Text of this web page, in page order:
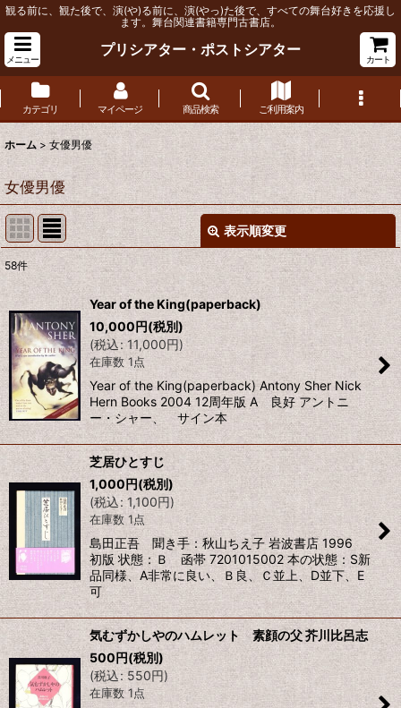
観る前に、観た後で、演(や)る前に、演(やっ)た後で、すべての舞台好きを応援し
ます。舞台関連書籍専門古書店。
メニュー
プリシアター・ポストシアター
カート
カテゴリ マイページ 商品検索 ご利用案内
ホーム > 女優男優
女優男優
表示順変更
サブカテゴリ
表示数:
並び順:
絞り込む
58件
Year of the King(paperback)
10,000円(税別)
(税込: 11,000円)
在庫数 1点
Year of the King(paperback) Antony Sher Nick
Hern Books 2004 12周年版 A 良好 アントニ
ー・シャー、 サイン本
芝居ひとすじ
1,000円(税別)
(税込: 1,100円)
在庫数 1点
島田正吾 聞き手：秋山ちえ子 岩波書店 1996
初版 状態：Ｂ 函帯 7201015002 本の状態：S新
品同様、A非常に良い、Ｂ良、Ｃ並上、D並下、E
可
気むずかしやのハムレット 素顔の父 芥川比呂志
500円(税別)
(税込: 550円)
在庫数 1点